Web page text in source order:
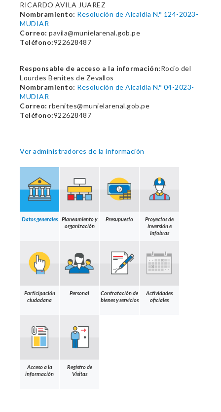
RICARDO AVILA JUAREZ
Nombramiento: Resolución de Alcaldía N.° 124-2023-
MUDIAR
Correo: pavila@munielarenal.gob.pe
Teléfono:922628487
Responsable de acceso a la información:Rocio del
Lourdes Benites de Zevallos
Nombramiento: Resolución de Alcaldía N.° 04-2023-
MUDIAR
Correo: rbenites@munielarenal.gob.pe
Teléfono:922628487
Ver administradores de la información
Datos generales
Planeamiento y
organización
Presupuesto
Proyectos de
inversión e
Infobras
Participación
ciudadana
Personal
Contratación de
bienes y servicios
Actividades
oficiales
Acceso a la
información
Registro de
Visitas